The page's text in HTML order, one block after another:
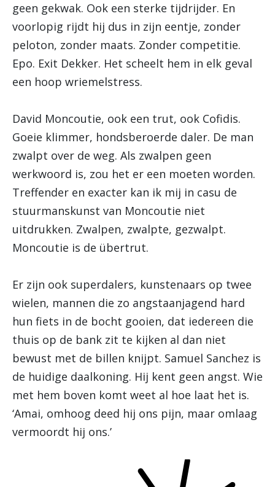
geen gekwak. Ook een sterke tijdrijder. En
voorlopig rijdt hij dus in zijn eentje, zonder
peloton, zonder maats. Zonder competitie.
Epo. Exit Dekker. Het scheelt hem in elk geval
een hoop wriemelstress.
David Moncoutie, ook een trut, ook Cofidis.
Goeie klimmer, hondsberoerde daler. De man
zwalpt over de weg. Als zwalpen geen
werkwoord is, zou het er een moeten worden.
Treffender en exacter kan ik mij in casu de
stuurmanskunst van Moncoutie niet
uitdrukken. Zwalpen, zwalpte, gezwalpt.
Moncoutie is de übertrut.
Er zijn ook superdalers, kunstenaars op twee
wielen, mannen die zo angstaanjagend hard
hun fiets in de bocht gooien, dat iedereen die
thuis op de bank zit te kijken al dan niet
bewust met de billen knijpt. Samuel Sanchez is
de huidige daalkoning. Hij kent geen angst. Wie
met hem boven komt weet al hoe laat het is.
‘Amai, omhoog deed hij ons pijn, maar omlaag
vermoordt hij ons.’